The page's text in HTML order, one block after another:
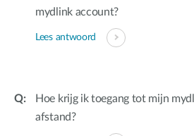
mydlink account?
Lees antwoord
Hoe krijg ik toegang tot mijn
afstand?